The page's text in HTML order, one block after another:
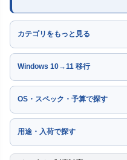
カテゴリをもっと見る
Windows 10→11 移行
OS・スペック・予算で探す
用途・入荷で探す